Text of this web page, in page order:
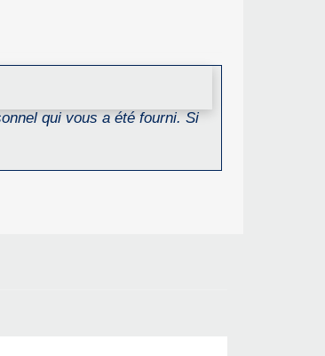
qui vous a été fourni. Si